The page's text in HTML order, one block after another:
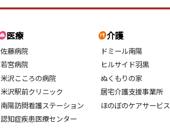
医療
佐藤病院
若宮病院
米沢こころの病院
米沢駅前クリニック
南陽訪問看護ステーション
認知症疾患医療センター
介護
ドミール南陽
ヒルサイド羽黒
ぬくもりの家
居宅介護支援事業所
ほのぼのケアサービス